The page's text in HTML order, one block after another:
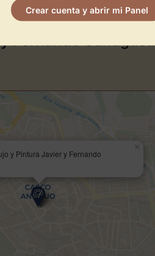
Fernando
y Pintura Javier y Fernando
Crear cuenta y abrir mi Panel